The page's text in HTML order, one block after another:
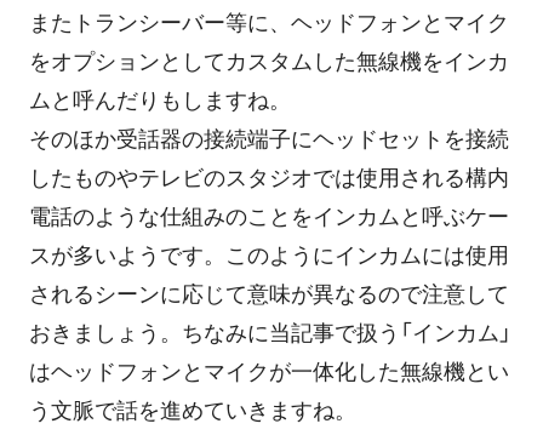
またトランシーバー等に、ヘッドフォンとマイク
をオプションとしてカスタムした無線機をインカ
ムと呼んだりもしますね。
そのほか受話器の接続端子にヘッドセットを接続
したものやテレビのスタジオでは使用される構内
電話のような仕組みのことをインカムと呼ぶケー
スが多いようです。このようにインカムには使用
されるシーンに応じて意味が異なるので注意して
おきましょう。ちなみに当記事で扱う「インカム」
はヘッドフォンとマイクが一体化した無線機とい
う文脈で話を進めていきますね。